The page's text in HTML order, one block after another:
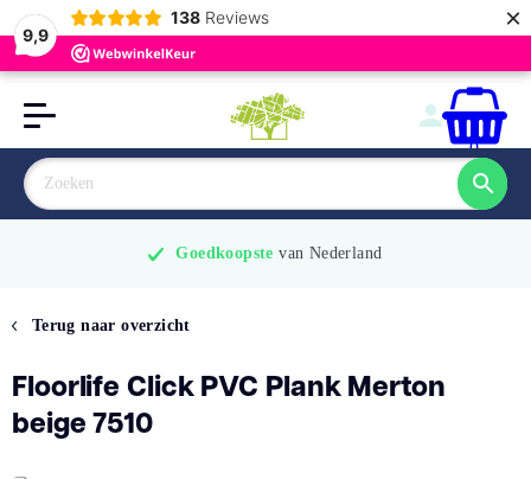
9,9
138 Reviews ×
0
Goedkoopste van Nederland
Terug naar overzicht
Floorlife Click PVC Plank Merton
beige 7510